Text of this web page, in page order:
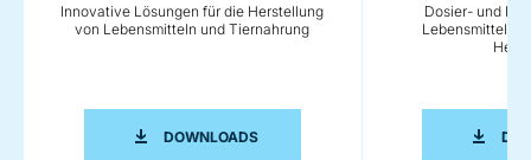
Innovative Lösungen für die Herstellung
von Lebensmitteln und Tiernahrung
DOWNLOADSINNOVATIVE LÖSUNGEN FÜR DIE
Dosier- und
Lebensmittel-